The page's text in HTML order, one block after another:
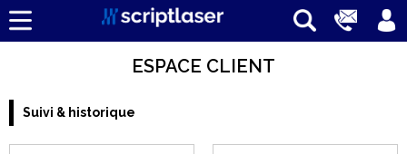
ESPACE CLIENT
Suivi & historique